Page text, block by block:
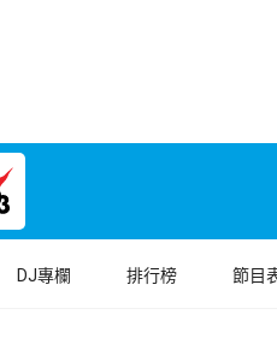
DJ專欄 排行榜 節目